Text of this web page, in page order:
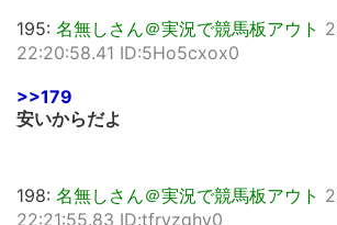
195: 名無しさん＠実況で競馬板アウト
22:20:58.41 ID:5Ho5cxox0
>>179
安いからだよ
198: 名無しさん＠実況で競馬板アウト
22:21:55.83 ID:tfrvzghv0